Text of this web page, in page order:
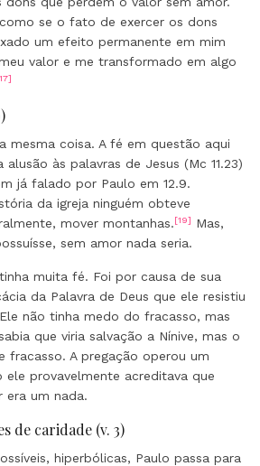
se o fato de exercer os dons
um efeito permanente em mim
valor e me transformado em algo
mesma coisa. A fé em questão aqui
às palavras de Jesus (Mc 11.23)
já falado por Paulo em 12.9.
da igreja ninguém obteve
mover montanhas.[19] Mas,
sem amor nada seria.
muita fé. Foi por causa de sua
da Palavra de Deus que ele resistiu
não tinha medo do fracasso, mas
que viria salvação a Nínive, mas o
fracasso. A pregação operou um
ele provavelmente acreditava que
era um nada.
de caridade (v. 3)
hiperbólicas, Paulo passa para